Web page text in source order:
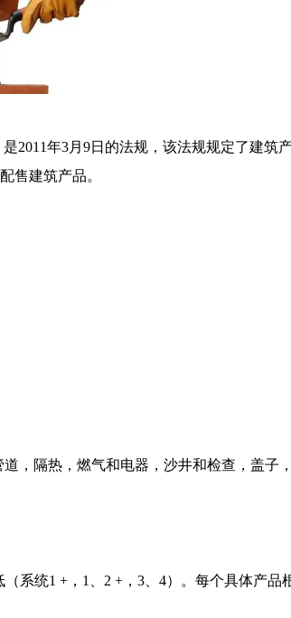
是2011年3月9日的法规，该法规规定了建
售建筑产品。
，隔热，燃气和电器，沙井和检查，盖子
（系统1 + ， 1 2 + ， 3 4）。 每个具体产品